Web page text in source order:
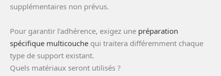
supplémentaires non prévus.
Pour garantir l’adhérence, exigez une préparation
spécifique multicouche qui traitera différemment chaque
type de support existant.
Quels matériaux seront utilisés ?